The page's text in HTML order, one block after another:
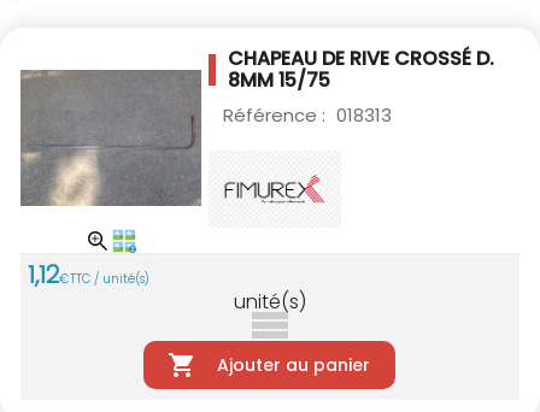
CHAPEAU DE RIVE CROSSÉ D.
8MM 15/75
Référence : 018313
1,12€TTC / unité(s)
unité(s)
Ajouter au panier